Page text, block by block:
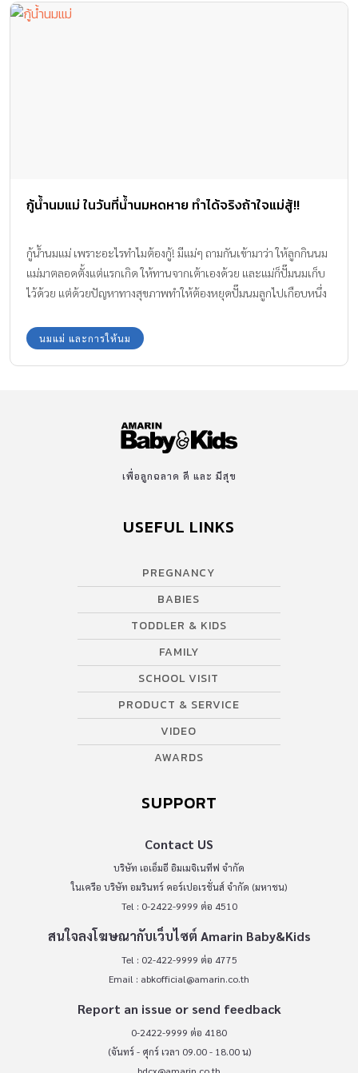
กู้น้ำนมแม่ ในวันที่น้ำนมหดหาย ทำได้จริงถ้าใจแม่สู้!!
กู้น้ำนมแม่ เพราะอะไรทำไมต้องกู้! มีแม่ๆ ถามกันเข้ามาว่า ให้ลูกกินนม
แม่มาตลอดตั้งแต่แรกเกิด ให้ทานจากเต้าเองด้วย และแม่ก็ปั๊มนมเก็บ
ไว้ด้วย แต่ด้วยปัญหาทางสุขภาพทำให้ต้องหยุดปั๊มนมลูกไปเกือบหนึ่ง
จะกู้นมแม่กลับมาได้หรือเปล่า? ทีมงาน Amarin Baby & Kids มีคำตอบ
มาให้ค่ะ
นมแม่ และการให้นม
เพื่อลูกฉลาด ดี และ มีสุข
USEFUL LINKS
PREGNANCY
BABIES
TODDLER & KIDS
FAMILY
SCHOOL VISIT
PRODUCT & SERVICE
VIDEO
AWARDS
SUPPORT
Contact US
บริษัท เอเอ็มอี อิมเมจิเนทีฟ จำกัด
ในเครือ บริษัท อมรินทร์ คอร์เปอเรชั่นส์ จำกัด (มหาชน)
Tel : 0-2422-9999 ต่อ 4510
สนใจลงโฆษณากับเว็บไซต์ Amarin Baby&Kids
Tel : 02-422-9999 ต่อ 4775
Email : abkofficial@amarin.co.th
Report an issue or send feedback
0-2422-9999 ต่อ 4180
(จันทร์ - ศุกร์ เวลา 09.00 - 18.00 น)